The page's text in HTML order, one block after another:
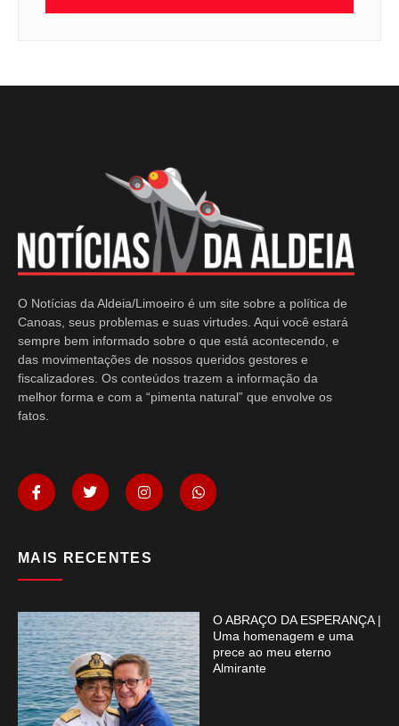
O Notícias da Aldeia/Limoeiro é um site sobre a política de
Canoas, seus problemas e suas virtudes. Aqui você estará
sempre bem informado sobre o que está acontecendo, e
das movimentações de nossos queridos gestores e
fiscalizadores. Os conteúdos trazem a informação da
melhor forma e com a “pimenta natural” que envolve os
fatos.
MAIS RECENTES
O ABRAÇO DA ESPERANÇA |
Uma homenagem e uma
prece ao meu eterno
Almirante